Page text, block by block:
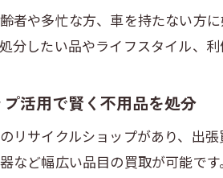
者や多忙な方、車を持たない方
分したい品やライフスタイル、
活用で賢く不用品を処分
リサイクルショップがあり、出
など幅広い品目の買取が可能で